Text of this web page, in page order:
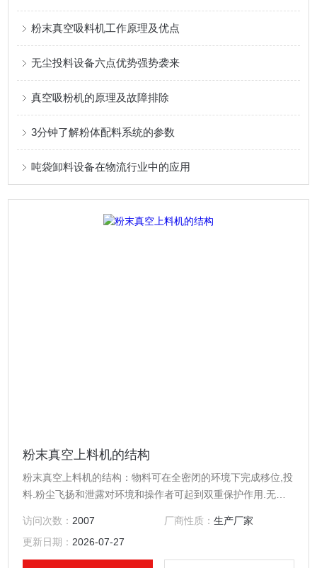
粉末真空吸料机工作原理及优点
无尘投料设备六点优势强势袭来
真空吸粉机的原理及故障排除
3分钟了解粉体配料系统的参数
吨袋卸料设备在物流行业中的应用
粉末真空上料机的结构
粉末真空上料机的结构：物料可在全密闭的环境下完成移位,投
料.粉尘飞扬和泄露对环境和操作者可起到双重保护作用.无传
访问次数： 2007 厂商性质： 生产厂家
更新日期： 2026-07-27